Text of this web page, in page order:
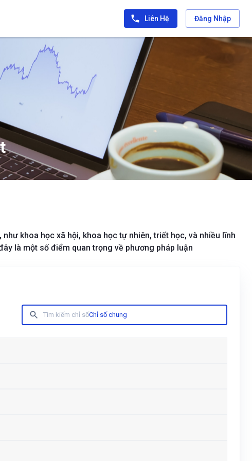
Liên Hệ Đăng Nhập
khoa học xã hội, khoa học tự nhiên, triết học, và nhiều lĩnh
là một số điểm quan trọng về phương pháp luận
Tìm kiếm chỉ sốChỉ số chung